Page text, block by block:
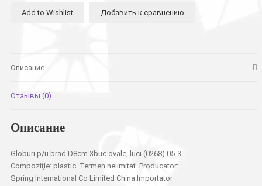
3штAdd to Wishlist Добавить к сравнению
Описание
Отзывы (0)
Описание
Globuri p/u brad D8cm 3buc ovale, luci (0268) 05-3.
Compoziţie: plastic. Termen nelimitat. Producator:
Spring International Co Limited China.Importator